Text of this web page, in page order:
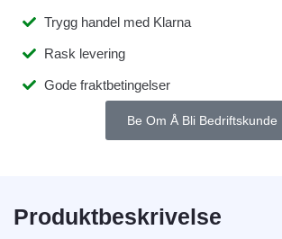
Trygg handel med Klarna
Rask levering
Gode fraktbetingelser
Be Om Å Bli Bedriftskunde
Produktbeskrivelse